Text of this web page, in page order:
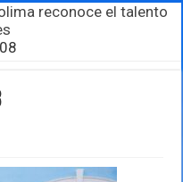
reconoce el talento